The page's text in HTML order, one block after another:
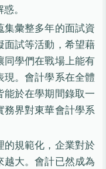
。
集彙整多年的面試資
面試等活動，希望藉
同學們在戰場上能有
現。會計學系在全體
能於在學期間錄取一
務界對東華會計學系
的規範化，企業對於
越大。會計已然成為